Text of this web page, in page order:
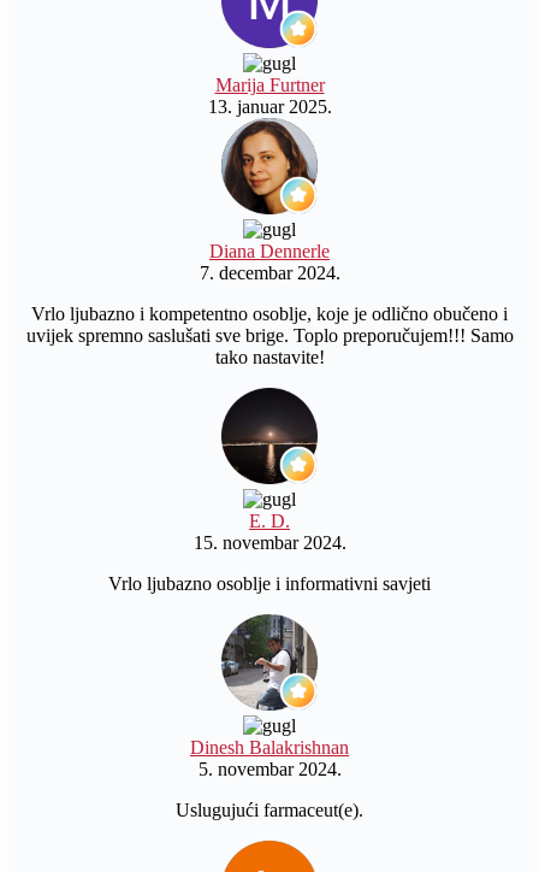
Marija Furtner
13. januar 2025.
Diana Dennerle
7. decembar 2024.
Vrlo ljubazno i kompetentno osoblje, koje je odlično obučeno i
uvijek spremno saslušati sve brige. Toplo preporučujem!!! Samo
tako nastavite!
E. D.
15. novembar 2024.
Vrlo ljubazno osoblje i informativni savjeti
Dinesh Balakrishnan
5. novembar 2024.
Uslugujući farmaceut(e).